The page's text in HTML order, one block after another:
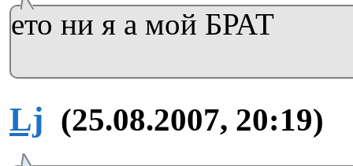
ето ни я а мой БРАТ
Lj (25.08.2007, 20:19)